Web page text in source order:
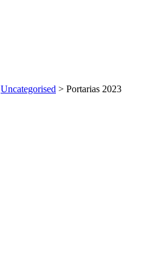
Uncategorised > Portarias 2023